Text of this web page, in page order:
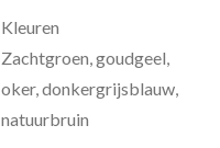
Kleuren
Zachtgroen, goudgeel,
oker, donkergrijsblauw,
natuurbruin